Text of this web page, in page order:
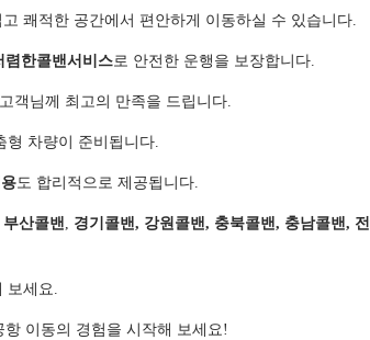
쾌적한 공간에서 편안하게 이동하실 수 있습니다.
렴한콜밴서비스로 안전한 운행을 보장합니다.
객님께 최고의 만족을 드립니다.
차량이 준비됩니다.
도 합리적으로 제공됩니다.
산콜밴 경기콜밴, 강원콜밴, 충북콜밴, 충남콜밴,
세요.
이동의 경험을 시작해 보세요!